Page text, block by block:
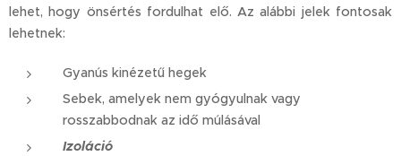
lehet, hogy önsértés fordulhat elő. Az alábbi jelek fontosak
lehetnek:
Gyanús kinézetű hegek
Sebek, amelyek nem gyógyulnak vagy
rosszabbodnak az idő múlásával
Izoláció